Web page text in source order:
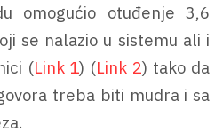
omogućio otuđenje 3,6
se nalazio u sistemu ali i
(Link 1) (Link 2) tako da
treba biti mudra i sa